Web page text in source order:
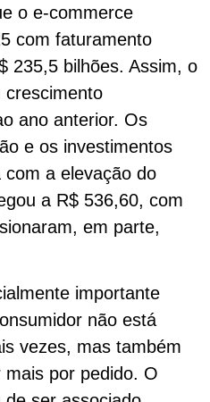
o e-commerce
com faturamento
235,5 bilhões. Assim, o
crescimento
ano anterior. Os
e os investimentos
com a elevação do
a R$ 536,60, com
em parte,
importante
não está
vezes, mas também
por pedido. O